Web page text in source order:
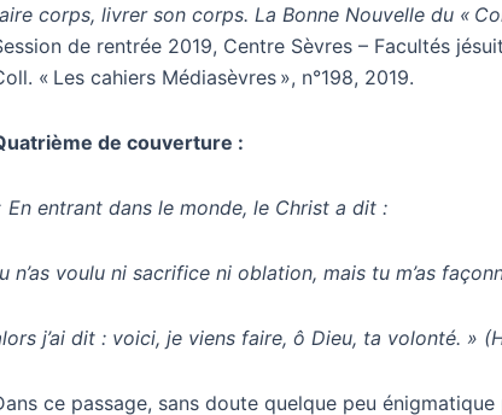
corps, livrer son corps. La Bonne Nouvelle du «
de rentrée 2019, Centre Sèvres – Facultés
« Les cahiers Médiasèvres », n°198, 2019.
de couverture :
En entrant dans le monde, le Christ a dit :
n’as voulu ni sacrifice ni oblation, mais tu m’as
j’ai dit : voici, je viens faire, ô Dieu, ta volonté. »
ce passage, sans doute quelque peu